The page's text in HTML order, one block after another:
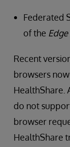
Federated
of the Edge
Recent
browsers
HealthShare.
do not
browser
HealthShare